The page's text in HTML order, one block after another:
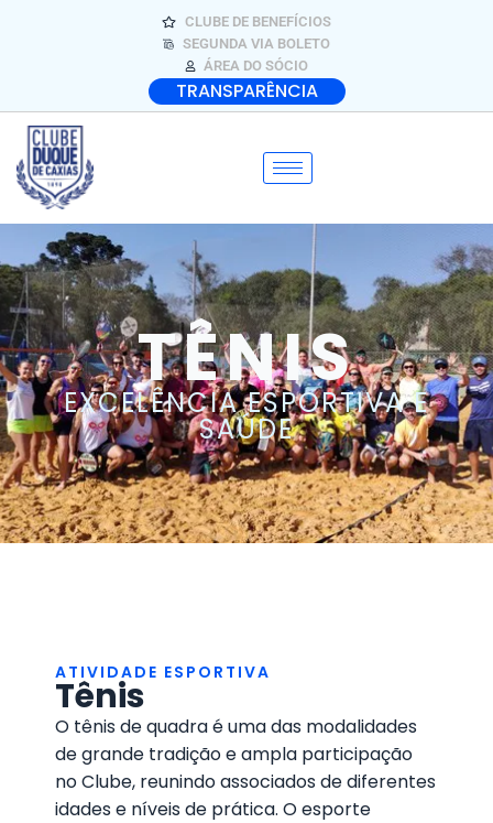
CLUBE DE BENEFÍCIOS
SEGUNDA VIA BOLETO
ÁREA DO SÓCIO
TRANSPARÊNCIA
TÊNIS
EXCELÊNCIA ESPORTIVA E
SAÚDE
ATIVIDADE ESPORTIVA
Tênis
O tênis de quadra é uma das modalidades
de grande tradição e ampla participação
no Clube, reunindo associados de diferentes
idades e níveis de prática. O esporte